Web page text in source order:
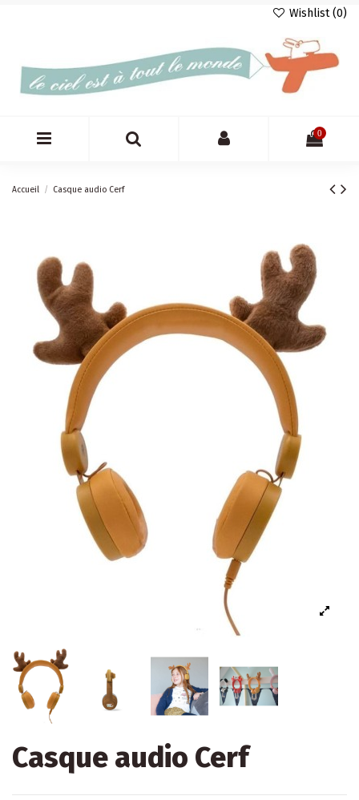
Wishlist (0)
0
Accueil Casque audio Cerf
Casque audio Cerf